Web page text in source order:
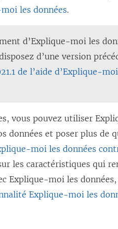
les données.
d’Explique-moi les
d’une version
de l’aide d’Explique-
vous pouvez utiliser
données et poser plus de
moi les données
les caractéristiques qui
Explique-moi les
Explique-moi les